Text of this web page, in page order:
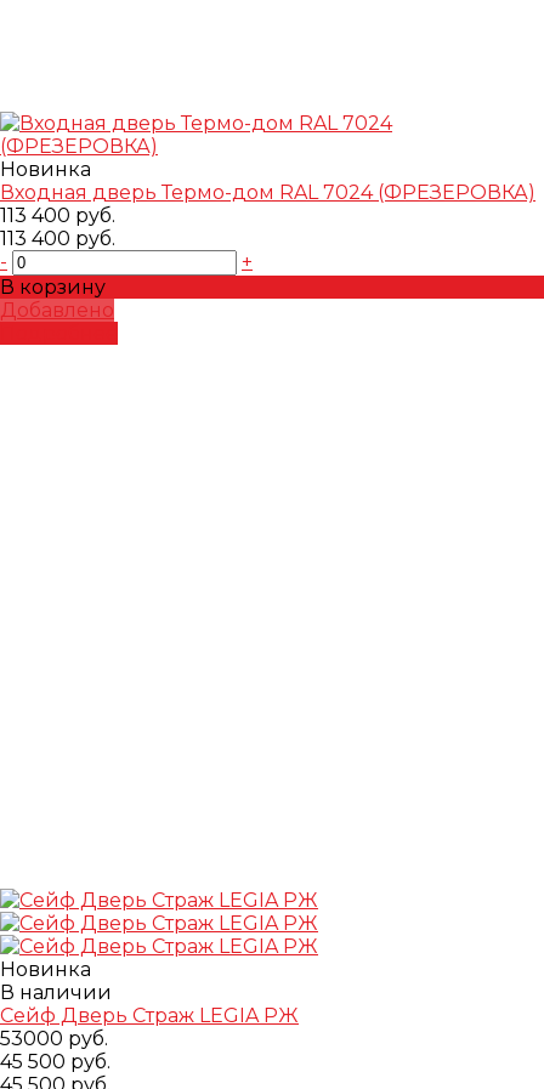
Новинка
Входная дверь Термо-дом RAL 7024 (ФРЕЗЕРОВКА)
113 400 руб.
113 400 руб.
-
+
В корзину
Добавлено
Новинка
В наличии
Сейф Дверь Страж LEGIA РЖ
53000 руб.
45 500 руб.